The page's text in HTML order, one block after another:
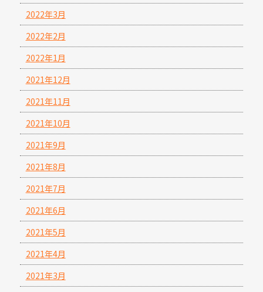
2022年3月
2022年2月
2022年1月
2021年12月
2021年11月
2021年10月
2021年9月
2021年8月
2021年7月
2021年6月
2021年5月
2021年4月
2021年3月